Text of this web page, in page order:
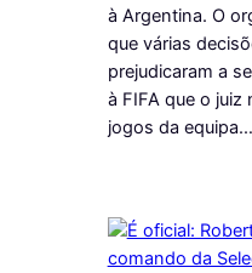
à Argentina. O
que várias
prejudicaram a
à FIFA que o juiz
jogos da